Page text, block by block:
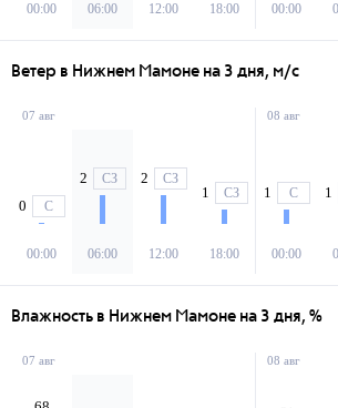
00:00 06:00 12:00 18:00 00:00
Ветер в Нижнем Мамоне на 3 дня, м/с
07 авг
0 С
00:00
2 СЗ
06:00
2 СЗ
12:00
1 СЗ
18:00
08 авг
1 С
00:00
1
Влажность в Нижнем Мамоне на 3 дня, %
07 авг 08 авг